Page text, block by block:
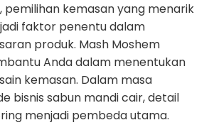
pemilihan kemasan yang menarik
faktor penentu dalam
produk. Mash Moshem
Anda dalam menentukan
kemasan. Dalam masa
bisnis sabun mandi cair, detail
menjadi pembeda utama.